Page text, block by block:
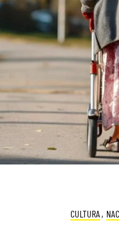
CULTURA ,